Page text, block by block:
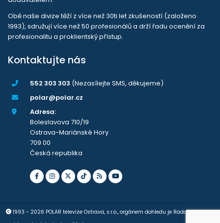
Obě naše divize těží z více než 30ti let zkušeností (založeno
1993), sdružují více než 50 profesionálů a drží řadu ocenění za
profesionalitu a proklientský přístup.
Kontaktujte nás
552 303 303 (Nezasílejte SMS, děkujeme)
polar@polar.cz
Adresa:
Boleslavova 710/19
Ostrava-Mariánské Hory
709 00
Česká republika
1993 - 2026 POLAR televize Ostrava, s.r.o., orgánem dohledu je Rada pro